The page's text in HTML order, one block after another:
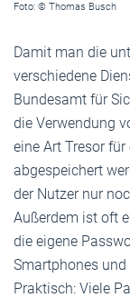
Foto: © Thomas Busch
Damit man die
verschiedene
Bundesamt für
die Verwendung
eine Art Tresor
abgespeichert
der Nutzer nur
Außerdem ist oft
die eigene
Smartphones
Praktisch: Viele